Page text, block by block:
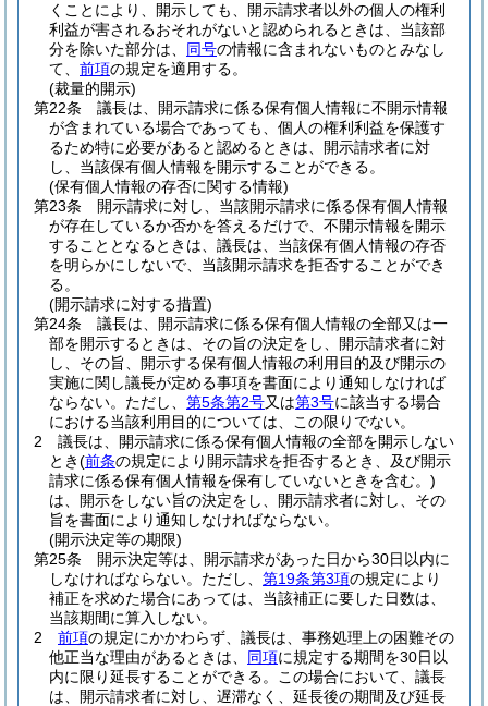
くことにより、開示しても、開示請求者以外の個人の権利
利益が害されるおそれがないと認められるときは、当該部
分を除いた部分は、 同号の情報に含まれないものとみなし
て、 前項の規定を適用する。
(裁量的開示)
第22条
議長は、開示請求に係る保有個人情報に不開示情報
が含まれている場合であっても、個人の権利利益を保護す
るため特に必要があると認めるときは、開示請求者に対
し、当該保有個人情報を開示することができる。
(保有個人情報の存否に関する情報)
第23条
開示請求に対し、当該開示請求に係る保有個人情報
が存在しているか否かを答えるだけで、不開示情報を開示
することとなるときは、議長は、当該保有個人情報の存否
を明らかにしないで、当該開示請求を拒否することができ
る。
(開示請求に対する措置)
第24条
議長は、開示請求に係る保有個人情報の全部又は一
部を開示するときは、その旨の決定をし、開示請求者に対
し、その旨、開示する保有個人情報の利用目的及び開示の
実施に関し議長が定める事項を書面により通知しなければ
ならない。 ただし、 第5条第2号又は第3号に該当する場合
における当該利用目的については、この限りでない。
2
議長は、開示請求に係る保有個人情報の全部を開示しない
とき(前条の規定により開示請求を拒否するとき、及び開示
請求に係る保有個人情報を保有していないときを含む。)
は、開示をしない旨の決定をし、開示請求者に対し、その
旨を書面により通知しなければならない。
(開示決定等の期限)
第25条
開示決定等は、開示請求があった日から30日以内に
しなければならない。 ただし、 第19条第3項の規定により
補正を求めた場合にあっては、当該補正に要した日数は、
当該期間に算入しない。
2
前項の規定にかかわらず、議長は、事務処理上の困難その
他正当な理由があるときは、 同項に規定する期間を30日以
内に限り延長することができる。
この場合において、議長
は、開示請求者に対し、遅滞なく、延長後の期間及び延長